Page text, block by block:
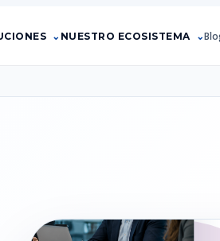
NUESTRO ECOSISTEMA